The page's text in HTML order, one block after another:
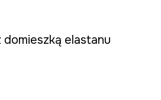
elastanu